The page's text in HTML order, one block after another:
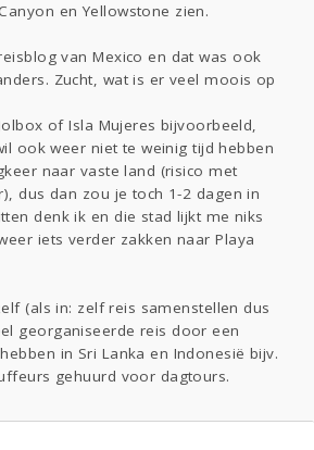
en Yellowstone zien.
van Mexico en dat was ook
Zucht, wat is er veel moois op
of Isla Mujeres bijvoorbeeld,
ook weer niet te weinig tijd hebben
naar vaste land (risico met
dus dan zou je toch 1-2 dagen in
denk ik en die stad lijkt me niks
iets verder zakken naar Playa
(als in: zelf reis samenstellen dus
georganiseerde reis door een
in Sri Lanka en Indonesië bijv.
gehuurd voor dagtours.